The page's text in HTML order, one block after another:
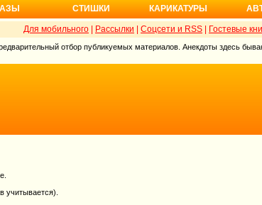
СТИШКИ КАРИКАТУРЫ
Для мобильного Рассылки Соцсети и RSS Гостевые
отбор публикуемых материалов. Анекдоты здесь
учитывается).